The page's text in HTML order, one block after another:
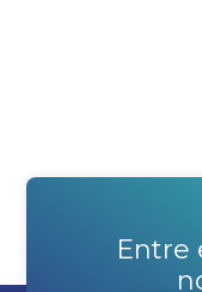
Entre